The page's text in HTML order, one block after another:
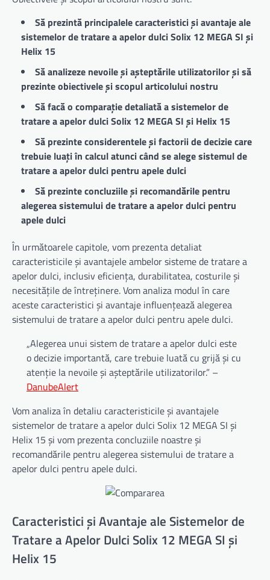
Să prezintă principalele caracteristici și avantaje ale
sistemelor de tratare a apelor dulci Solix 12 MEGA SI și
Helix 15
Să analizeze nevoile și așteptările utilizatorilor și să
prezinte obiectivele și scopul articolului nostru
Să facă o comparație detaliată a sistemelor de
tratare a apelor dulci Solix 12 MEGA SI și Helix 15
Să prezinte considerentele și factorii de decizie care
trebuie luați în calcul atunci când se alege sistemul de
tratare a apelor dulci pentru apele dulci
Să prezinte concluziile și recomandările pentru
alegerea sistemului de tratare a apelor dulci pentru
apele dulci
În următoarele capitole, vom prezenta detaliat
caracteristicile și avantajele ambelor sisteme de tratare a
apelor dulci, inclusiv eficiența, durabilitatea, costurile și
necesitățile de întreținere. Vom analiza modul în care
aceste caracteristici și avantaje influențează alegerea
sistemului de tratare a apelor dulci pentru apele dulci.
„Alegerea unui sistem de tratare a apelor dulci este
o decizie importantă, care trebuie luată cu grijă și cu
atenție la nevoile și așteptările utilizatorilor.” –
DanubeAlert
Vom analiza în detaliu caracteristicile și avantajele
sistemelor de tratare a apelor dulci Solix 12 MEGA SI și
Helix 15 și vom prezenta concluziile noastre și
recomandările pentru alegerea sistemului de tratare a
apelor dulci pentru apele dulci.
Caracteristici și Avantaje ale Sistemelor de
Tratare a Apelor Dulci Solix 12 MEGA SI și
Helix 15